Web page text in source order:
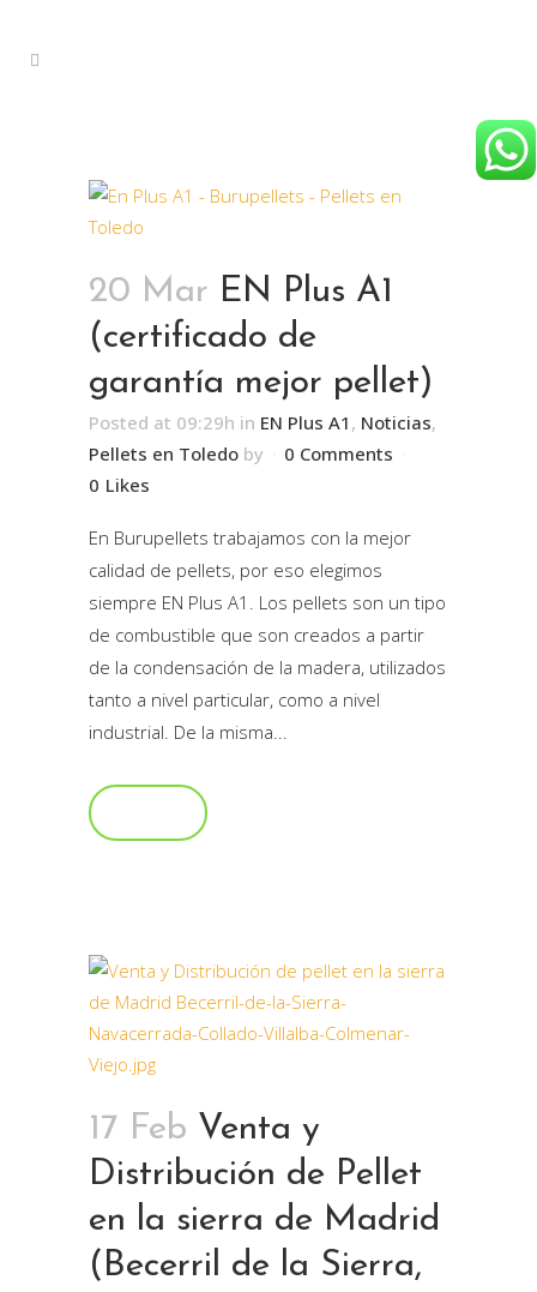
20 Mar EN Plus A1
(certificado de
garantía mejor pellet)
Posted at 09:29h in EN Plus A1 , Noticias,
Pellets en Toledo by
0 Comments
0 Likes
En Burupellets trabajamos con la mejor
calidad de pellets, por eso elegimos
siempre EN Plus A1. Los pellets son un tipo
de combustible que son creados a partir
de la condensación de la madera, utilizados
tanto a nivel particular, como a nivel
industrial. De la misma...
17 Feb Venta y
Distribución de Pellet
en la sierra de Madrid
(Becerril de la Sierra,